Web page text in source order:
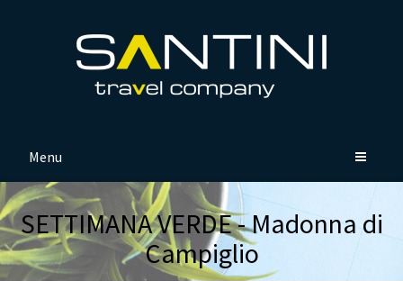
Menu
SETTIMANA VERDE - Madonna di
Campiglio